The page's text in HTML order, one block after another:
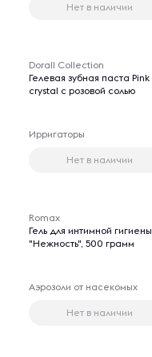
Нет в наличии
Dorall Collection
Гелевая зубная паста Pink
crystal с розовой солью
Ирригаторы
Нет в наличии
Romax
Гель для интимной гигиены
"Нежность", 500 грамм
Аэрозоли от насекомых
Нет в наличии